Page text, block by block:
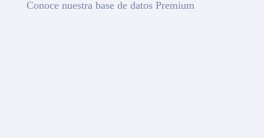
Conoce nuestra base de datos Premium